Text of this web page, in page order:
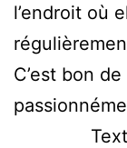
l’endroit où
C’est bon